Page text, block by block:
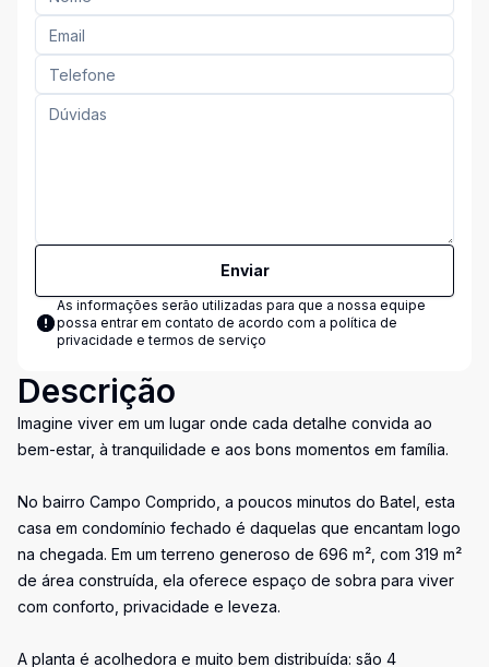
Enviar
As informações serão utilizadas para que a nossa equipe
possa entrar em contato de acordo com a política de
privacidade e termos de serviço
Descrição
Imagine viver em um lugar onde cada detalhe convida ao
bem-estar, à tranquilidade e aos bons momentos em família.
No bairro Campo Comprido, a poucos minutos do Batel, esta
casa em condomínio fechado é daquelas que encantam logo
na chegada. Em um terreno generoso de 696 m², com 319 m²
de área construída, ela oferece espaço de sobra para viver
com conforto, privacidade e leveza.
A planta é acolhedora e muito bem distribuída: são 4